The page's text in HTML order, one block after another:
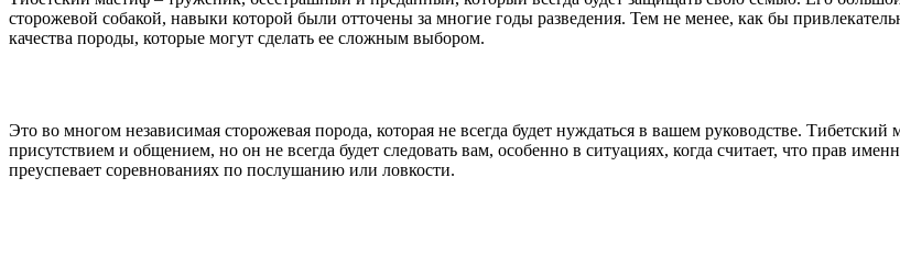
сторожевой собакой, навыки которой были отточены за многие годы разведения. Тем не менее, как бы
качества породы, которые могут сделать ее сложным выбором.
Это во многом независимая сторожевая порода, которая не всегда будет нуждаться в вашем руководстве. Тибетский
присутствием и общением, но он не всегда будет следовать вам, особенно в ситуациях, когда считает, что прав
преуспевает соревнованиях по послушанию или ловкости.